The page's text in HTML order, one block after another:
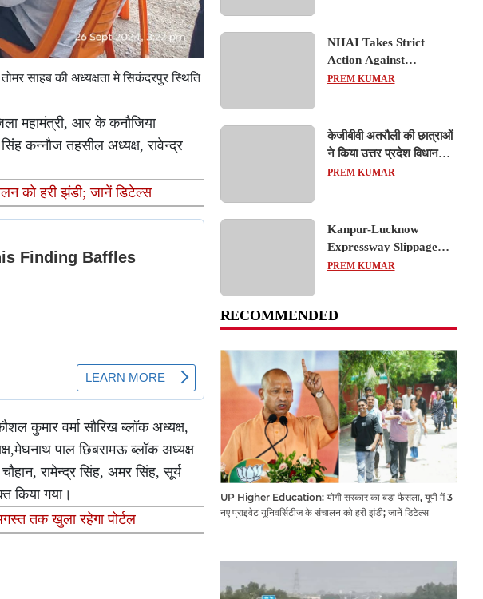
साहब की अध्यक्षता मे सिकंदरपुर स्थिति
महामंत्री, आर के कनौजिया
सिंह कन्नौज तहसील अध्यक्ष, रावेन्द्र
को हरी झंडी; जानें डिटेल्स
कुमार वर्मा सौरिख ब्लॉक अध्यक्ष,
पाल छिबरामऊ ब्लॉक अध्यक्ष
रामेन्द्र सिंह, अमर सिंह, सूर्य
किया गया।
तक खुला रहेगा पोर्टल
NHAI Takes Strict
Action Against
Concessionaire,
Expressway Issues
PREM KUMAR
केजीबीवी अतरौली की छात्राओं
ने किया उत्तर प्रदेश विधानसभा
का शैक्षिक भ्रमण, लोकतांत्रिक
PREM KUMAR
Kanpur-Lucknow
Expressway Slippage
Action: कानपुर-लखनऊ
और कंपनियों पर गिरी गाज,
PREM KUMAR
RECOMMENDED
UP Higher Education: योगी सरकार का बड़ा फैसला, यूपी में 3
नए प्राइवेट यूनिवर्सिटीज के संचालन को हरी झंडी; जानें डिटेल्स